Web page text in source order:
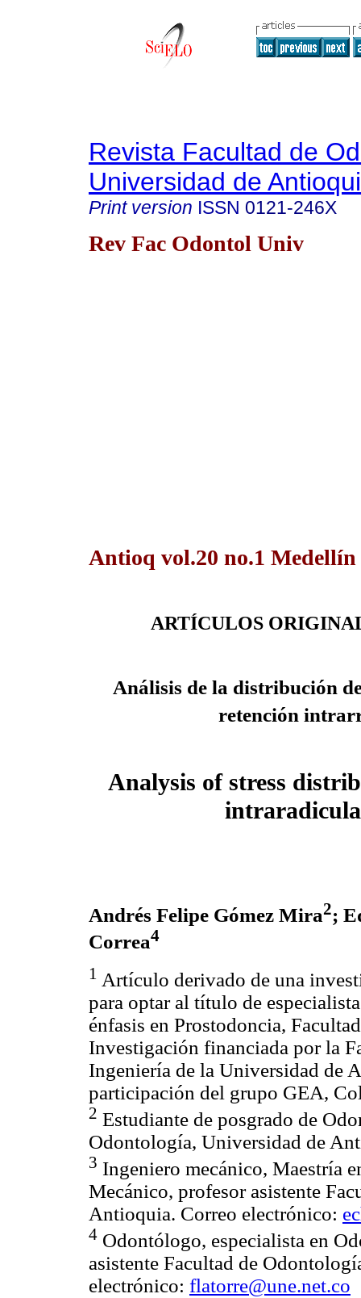
Revista Facultad de
Universidad de
Print version ISSN 0121-246X
Rev Fac Odontol Univ
Antioq vol.20 no.1 Medellín
ARTÍCULOS
Análisis de la distribución
retención
Analysis of stress
Andrés Felipe Gómez Mira2;
Correa4
1 Artículo derivado de una
para optar al título de
énfasis en Prostodoncia,
Investigación financiada por la
Ingeniería de la Universidad de
participación del grupo GEA,
2 Estudiante de posgrado de
Odontología, Universidad de
3 Ingeniero mecánico, Maestría
Mecánico, profesor asistente
Antioquia. Correo electrónico:
4 Odontólogo, especialista en
asistente Facultad de
electrónico: flatorre@une.net.co